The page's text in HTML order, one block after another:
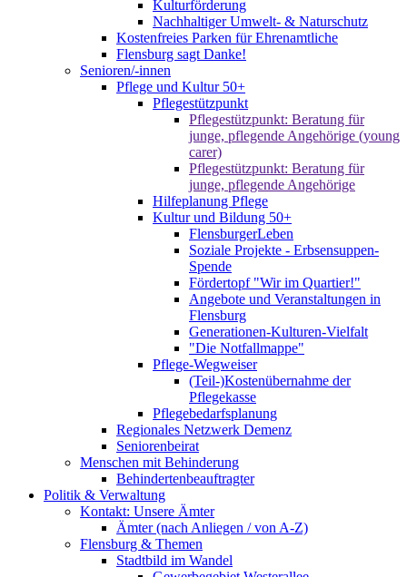
Kulturförderung
Nachhaltiger Umwelt- & Naturschutz
Kostenfreies Parken für Ehrenamtliche
Flensburg sagt Danke!
Senioren/-innen
Pflege und Kultur 50+
Pflegestützpunkt
Pflegestützpunkt: Beratung für
junge, pflegende Angehörige (young
carer)
Pflegestützpunkt: Beratung für
junge, pflegende Angehörige
Hilfeplanung Pflege
Kultur und Bildung 50+
FlensburgerLeben
Soziale Projekte - Erbsensuppen-
Spende
Fördertopf "Wir im Quartier!"
Angebote und Veranstaltungen in
Flensburg
Generationen-Kulturen-Vielfalt
"Die Notfallmappe"
Pflege-Wegweiser
(Teil-)Kostenübernahme der
Pflegekasse
Pflegebedarfsplanung
Regionales Netzwerk Demenz
Seniorenbeirat
Menschen mit Behinderung
Behindertenbeauftragter
Politik & Verwaltung
Kontakt: Unsere Ämter
Ämter (nach Anliegen / von A-Z)
Flensburg & Themen
Stadtbild im Wandel